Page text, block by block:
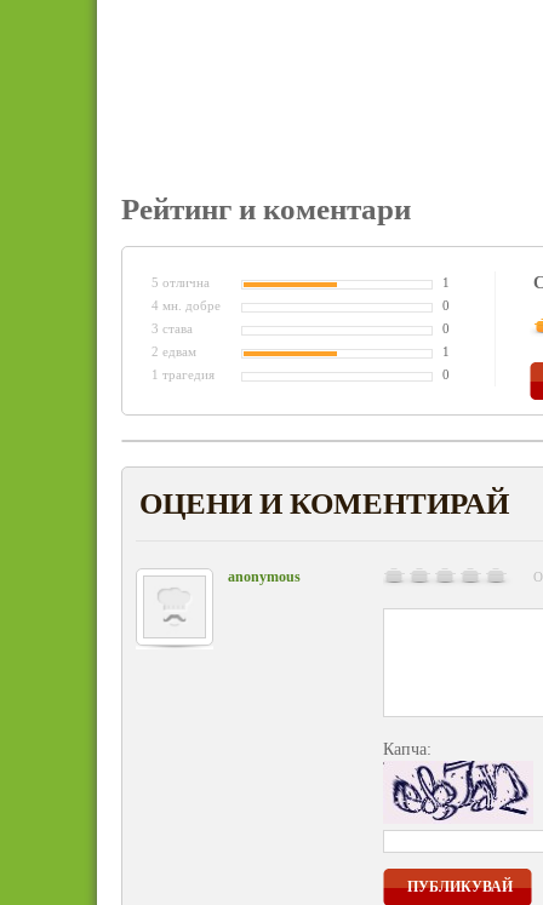
Рейтинг и коментари
5 отлична
1
4 мн. добре
0
3 става
0
2 едвам
1
1 трагедия
0
ОЦЕНИ И КОМЕНТИРАЙ
anonymous
Капча:
ПУБЛИКУВАЙ